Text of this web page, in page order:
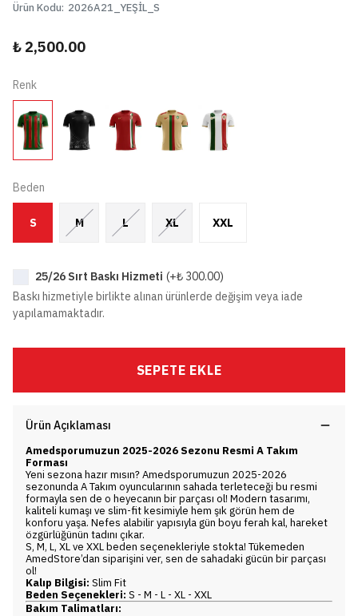
Ürün Kodu: 2026A21_YEŞİL_S
₺ 2,500.00
Renk
Beden
S M L XL XXL
25/26 Sırt Baskı Hizmeti (+₺ 300.00)
Baskı hizmetiyle birlikte alınan ürünlerde değişim veya iade
yapılamamaktadır.
SEPETE EKLE
Ürün Açıklaması
Amedsporumuzun 2025-2026 Sezonu Resmi A Takım
Forması
Yeni sezona hazır mısın? Amedsporumuzun 2025-2026
sezonunda A Takım oyuncularının sahada terleteceği bu resmi
formayla sen de o heyecanın bir parçası ol! Modern tasarımı,
kaliteli kumaşı ve slim-fit kesimiyle hem şık görün hem de
konforu yaşa. Nefes alabilir yapısıyla gün boyu ferah kal, hareket
özgürlüğünün tadını çıkar.
S, M, L, XL ve XXL beden seçenekleriyle stokta! Tükemeden
AmedStore’dan siparişini ver, sen de sahadaki gücün bir parçası
ol!
Kalıp Bilgisi: Slim Fit
Beden Seçenekleri: S - M - L - XL - XXL
Bakım Talimatları: